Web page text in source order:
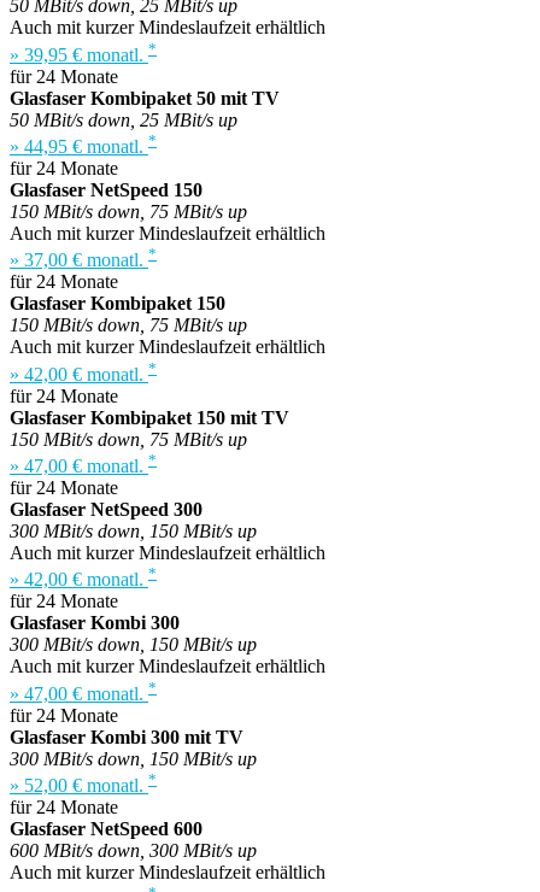
50 MBit/s down, 25 MBit/s up
Auch mit kurzer Mindeslaufzeit erhältlich
» 39,95 € monatl. *
für 24 Monate
Glasfaser Kombipaket 50 mit TV
50 MBit/s down, 25 MBit/s up
» 44,95 € monatl. *
für 24 Monate
Glasfaser NetSpeed 150
150 MBit/s down, 75 MBit/s up
Auch mit kurzer Mindeslaufzeit erhältlich
» 37,00 € monatl. *
für 24 Monate
Glasfaser Kombipaket 150
150 MBit/s down, 75 MBit/s up
Auch mit kurzer Mindeslaufzeit erhältlich
» 42,00 € monatl. *
für 24 Monate
Glasfaser Kombipaket 150 mit TV
150 MBit/s down, 75 MBit/s up
» 47,00 € monatl. *
für 24 Monate
Glasfaser NetSpeed 300
300 MBit/s down, 150 MBit/s up
Auch mit kurzer Mindeslaufzeit erhältlich
» 42,00 € monatl. *
für 24 Monate
Glasfaser Kombi 300
300 MBit/s down, 150 MBit/s up
Auch mit kurzer Mindeslaufzeit erhältlich
» 47,00 € monatl. *
für 24 Monate
Glasfaser Kombi 300 mit TV
300 MBit/s down, 150 MBit/s up
» 52,00 € monatl. *
für 24 Monate
Glasfaser NetSpeed 600
600 MBit/s down, 300 MBit/s up
Auch mit kurzer Mindeslaufzeit erhältlich